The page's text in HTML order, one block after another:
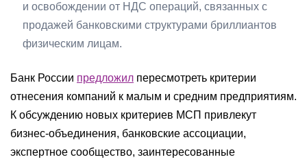
и освобождении от НДС операций, связанных с
продажей банковскими структурами бриллиантов
физическим лицам.
Банк России предложил пересмотреть критерии
отнесения компаний к малым и средним предприятиям.
К обсуждению новых критериев МСП привлекут
бизнес-объединения, банковские ассоциации,
экспертное сообщество, заинтересованные